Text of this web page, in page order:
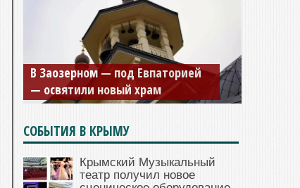
В Заозерном — под Евпаторией
— освятили новый храм
СОБЫТИЯ В КРЫМУ
Крымский Музыкальный
театр получил новое